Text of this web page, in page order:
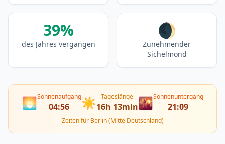
39%
des Jahres vergangen
🌒
Zunehmender
Sichelmond
🌅Sonnenaufgang
04:56 ☀️ Tageslänge
16h 13min🌇Sonnenuntergang
21:09
Zeiten für Berlin (Mitte Deutschland)